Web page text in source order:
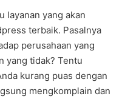
layanan yang akan
terbaik. Pasalnya
perusahaan yang
yang tidak? Tentu
kurang puas dengan
mengkomplain dan